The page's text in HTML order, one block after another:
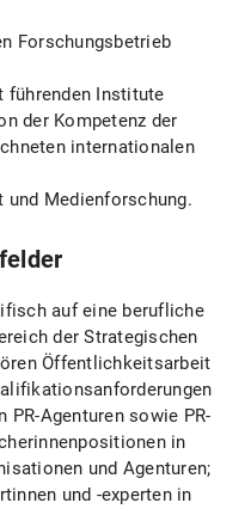
Forschungsbetrieb
führenden Institute
der Kompetenz der
internationalen
Medienforschung.
auf eine berufliche
der Strategischen
Öffentlichkeitsarbeit
PR-Agenturen sowie PR-
in
und Agenturen;
und -experten in